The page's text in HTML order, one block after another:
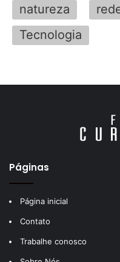
natureza
Tecnologia
Páginas
Página inicial
Contato
Trabalhe conosco